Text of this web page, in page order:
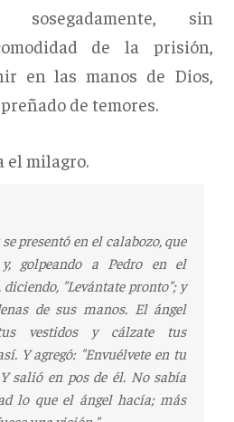
sosegadamente, sin
de la prisión,
en las manos de Dios,
de temores.
el milagro.
presentó en el calabozo, que
golpeando a Pedro en el
diciendo, "Levántate pronto"; y
de sus manos. El ángel
vestidos y cálzate tus
Y agregó: "Envuélvete en tu
salió en pos de él. No sabía
lo que el ángel hacía; más